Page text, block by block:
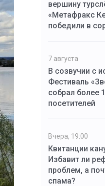
вершину
«Метафракс
победили в
7 августа
В созвучии с
Фестиваль
собрал более
посетителей
Вчера, 19:00
Квитанции
Избавит ли
проблем, а
спама?